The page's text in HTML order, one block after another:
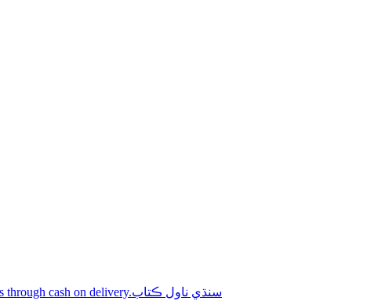
Shop online Sindhi novel books through cash on delivery.سنڌي ناول ڪتاب